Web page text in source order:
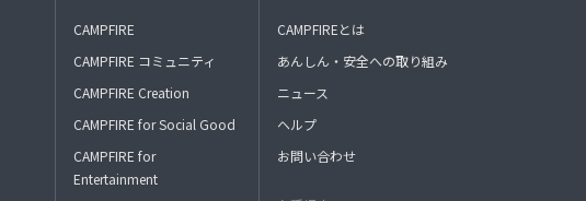
CAMPFIRE
CAMPFIRE コミュニティ
CAMPFIRE Creation
CAMPFIRE for Social Good
CAMPFIRE for
Entertainment
CAMPFIREとは
あんしん・安全への取り組み
ニュース
ヘルプ
お問い合わせ